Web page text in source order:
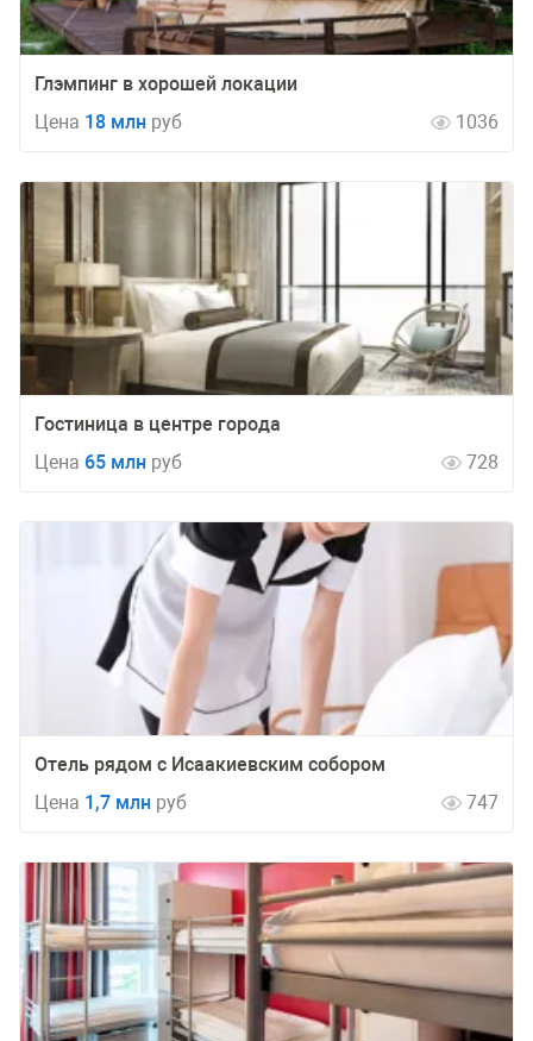
Глэмпинг в хорошей локации
Цена 18 млн руб 1036
Гостиница в центре города
Цена 65 млн руб 728
Отель рядом с Исаакиевским собором
Цена 1,7 млн руб 747